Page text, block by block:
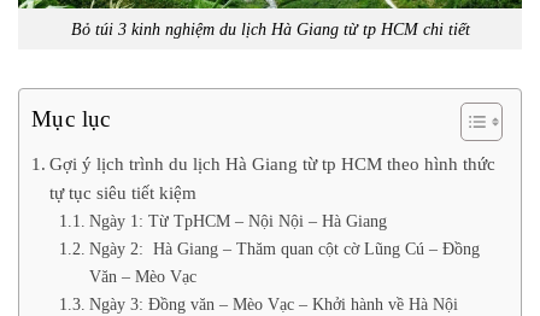
Bỏ túi 3 kinh nghiệm du lịch Hà Giang từ tp HCM chi tiết
Mục lục
Gợi ý lịch trình du lịch Hà Giang từ tp HCM theo hình thức
tự tục siêu tiết kiệm
Ngày 1: Từ TpHCM – Nội Nội – Hà Giang
Ngày 2: Hà Giang – Thăm quan cột cờ Lũng Cú – Đồng
Văn – Mèo Vạc
Ngày 3: Đồng văn – Mèo Vạc – Khởi hành về Hà Nội